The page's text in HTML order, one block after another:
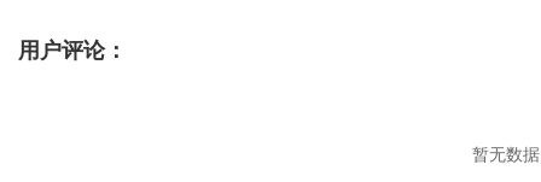
用户评论：
暂无数据